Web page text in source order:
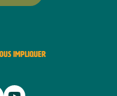
IMPLIQUER